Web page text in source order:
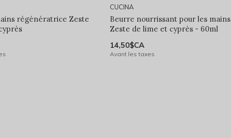
régénératrice Zeste
CUCINA
Beurre nourrissant pour les mains
Zeste de lime et cyprès - 60ml
14,50$CA
Avant les taxes